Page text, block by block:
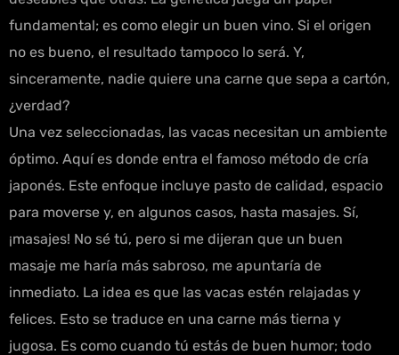
fundamental; es como elegir un buen vino. Si el origen
no es bueno, el resultado tampoco lo será. Y,
sinceramente, nadie quiere una carne que sepa a cartón,
¿verdad?
Una vez seleccionadas, las vacas necesitan un ambiente
óptimo. Aquí es donde entra el famoso método de cría
japonés. Este enfoque incluye pasto de calidad, espacio
para moverse y, en algunos casos, hasta masajes. Sí,
¡masajes! No sé tú, pero si me dijeran que un buen
masaje me haría más sabroso, me apuntaría de
inmediato. La idea es que las vacas estén relajadas y
felices. Esto se traduce en una carne más tierna y
jugosa. Es como cuando tú estás de buen humor; todo